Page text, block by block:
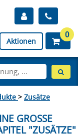
Aktionen
0
> Zusätze
GROSSE M
"ZUSÄTZE"